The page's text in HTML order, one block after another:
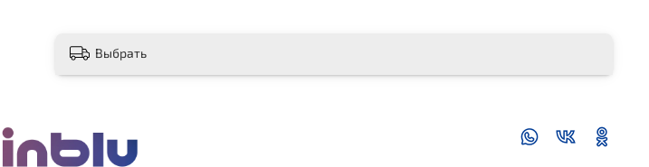
Выбрать